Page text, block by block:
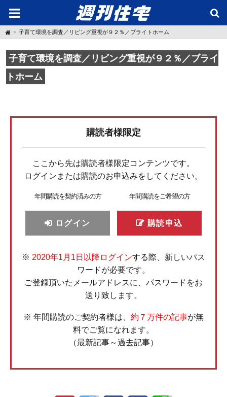
H
o
e
子育て環境を調査／リビング重視が９２％／ブライトホーム
子育て環境を調査／リビング重視が９２％／ブライ
トホーム
購読者様限定
ここから先は購読者様限定コンテンツです。
ログインまたは購読のお申込みをしてください。
年間購読を契約済みの方
ログイン
年間購読をご希望の方
購読申込
※ 2020年1月1日以降ログインする際、新しいパス
ワードが必要です。
ご登録頂いたメールアドレスに、パスワードをお
送り致します。
※ 年間購読のご契約者様は、 約７万件の記事が無
料でご覧になれます。
（最新記事～過去記事）